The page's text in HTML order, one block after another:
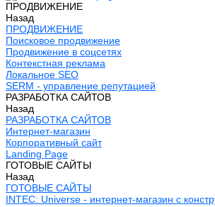
ПРОДВИЖЕНИЕ
Назад
ПРОДВИЖЕНИЕ
Поисковое продвижение
Продвижение в соцсетях
Контекстная реклама
Локальное SEO
SERM - управление репутацией
РАЗРАБОТКА САЙТОВ
Назад
РАЗРАБОТКА САЙТОВ
Интернет-магазин
Корпоративный сайт
Landing Page
ГОТОВЫЕ САЙТЫ
Назад
ГОТОВЫЕ САЙТЫ
INTEC: Universe - интернет-магазин с